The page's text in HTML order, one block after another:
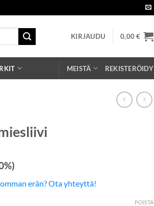
KIRJAUDU 0,00€
MEISTÄ REKISTERÖIDY
erän? Ota yhteyttä!
POISTA